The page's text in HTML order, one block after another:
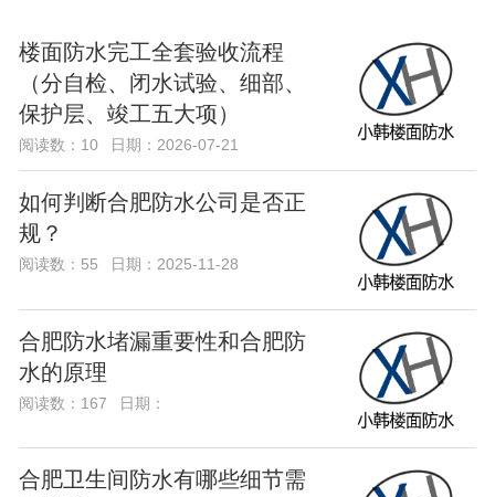
楼面防水完工全套验收流程
（分自检、闭水试验、细部、
保护层、竣工五大项）
阅读数：10 日期：2026-07-21
如何判断合肥防水公司是否正
规？
阅读数：55 日期：2025-11-28
合肥防水堵漏重要性和合肥防
水的原理
阅读数：167 日期：
合肥卫生间防水有哪些细节需